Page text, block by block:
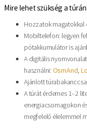
Mire lehet szükség a
Hozzatok magatokkal
Mobiltelefon: legyen
pótakkumulátor is
A digitális
használni: OsmAnd,
Ajánlott
A túrát érdemes 1–2
energiacsomagokon
megfelelő élelemmel